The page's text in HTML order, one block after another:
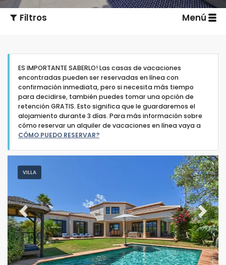
Filtros Menú
Tipo de alojamiento
Personas
Dormitorios
Cuartos de baño
ES IMPORTANTE SABERLO! Las casas de vacaciones
encontradas pueden ser reservadas en línea con
confirmación inmediata, pero si necesita más tiempo
para decidirse, también puedes tomar una opción de
retención GRATIS. Esto significa que le guardaremos el
alojamiento durante 3 días. Para más información sobre
cómo reservar un alquiler de vacaciones en línea vaya a
CÓMO PUEDO RESERVAR?
VILLA
Previous Next